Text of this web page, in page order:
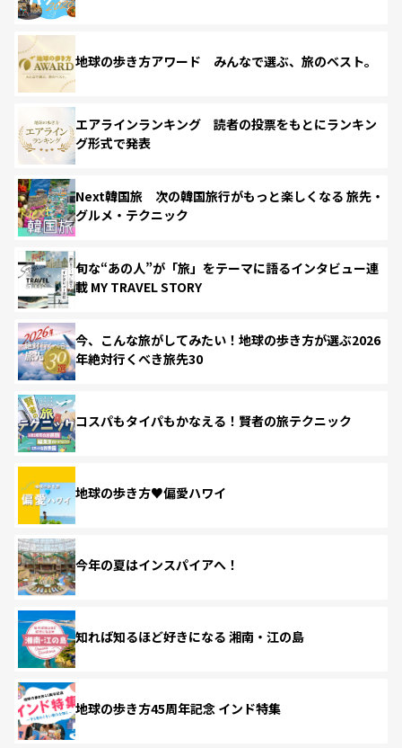
地球の歩き方アワード みんなで選ぶ、旅のベスト。
エアラインランキング 読者の投票をもとにランキン
グ形式で発表
Next韓国旅 次の韓国旅行がもっと楽しくなる 旅先・
グルメ・テクニック
旬な“あの人”が「旅」をテーマに語るインタビュー連
載 MY TRAVEL STORY
今、こんな旅がしてみたい！地球の歩き方が選ぶ2026
年絶対行くべき旅先30
コスパもタイパもかなえる！賢者の旅テクニック
地球の歩き方♥偏愛ハワイ
今年の夏はインスパイアへ！
知れば知るほど好きになる 湘南・江の島
地球の歩き方45周年記念 インド特集